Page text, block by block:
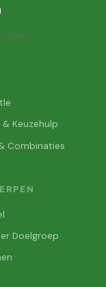
Keuzehulp
Combinaties
Doelgroep